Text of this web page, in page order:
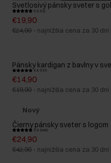
Svetlosivý pánsky sveter s
5.0 (13)
€19,90
€24,90 - najnižšia cena za 30
Pánsky kardigan z bavlny v
4.8 (131)
€14,90
€19,90 - najnižšia cena za 30
Nový
Čierny pánsky sveter s logom
5.0 (286)
€24,90
€42,90 - najnižšia cena za 30